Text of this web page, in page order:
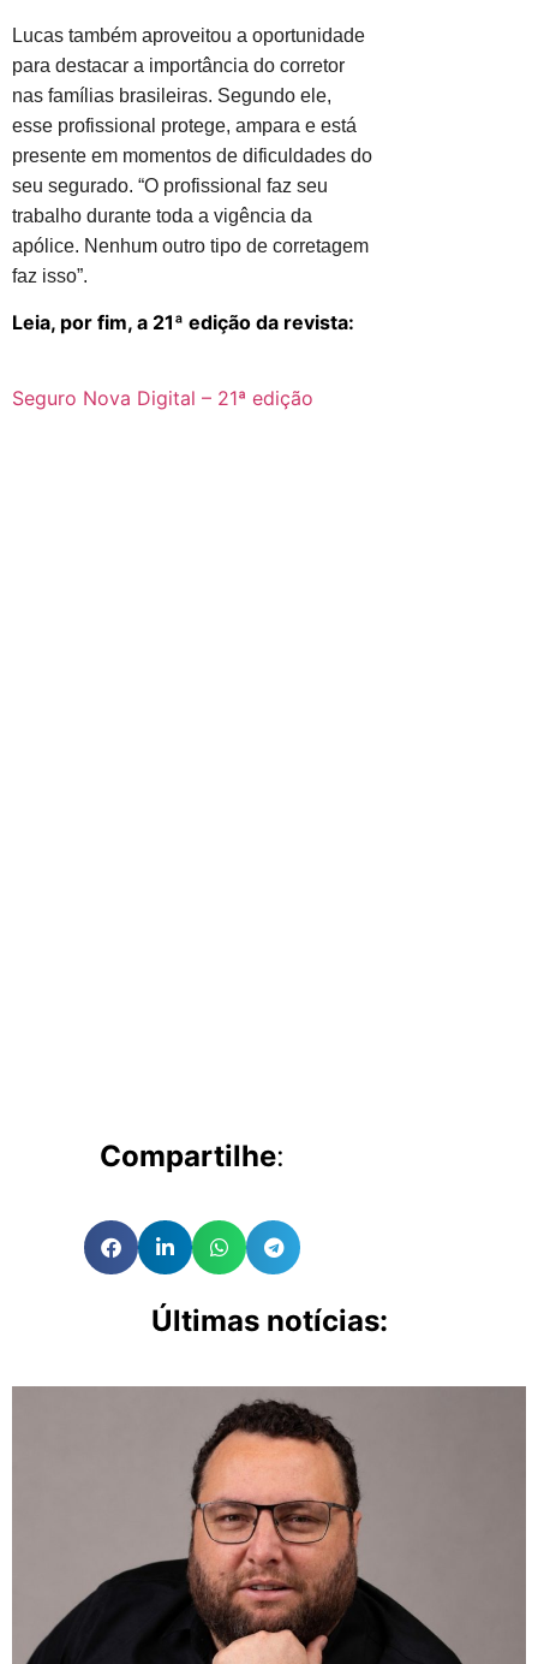
Lucas também aproveitou a oportunidade
para destacar a importância do corretor
nas famílias brasileiras. Segundo ele,
esse profissional protege, ampara e está
presente em momentos de dificuldades do
seu segurado. “O profissional faz seu
trabalho durante toda a vigência da
apólice. Nenhum outro tipo de corretagem
faz isso”.
Leia, por fim, a 21ª edição da revista:
Seguro Nova Digital – 21ª edição
Compartilhe:
Últimas notícias: